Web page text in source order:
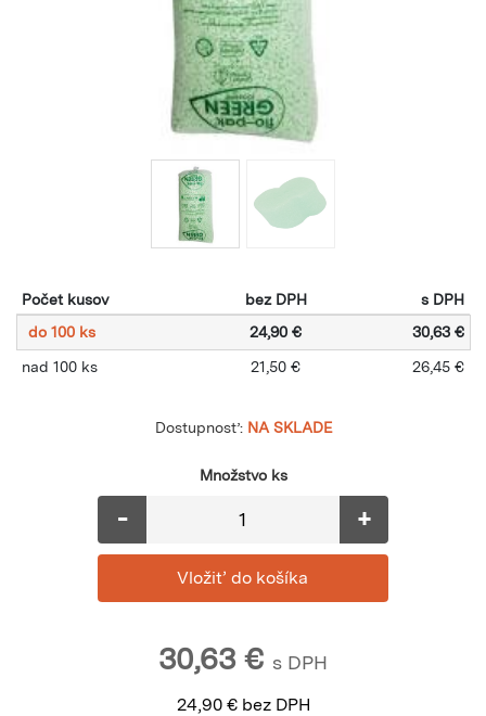
Počet kusov bez DPH
s DPH
do 100 ks
24,90 €
30,63 €
nad 100 ks
21,50 € 26,45 €
Dostupnosť: NA SKLADE
Množstvo ks
- +
30,63 € s DPH
24,90€ bez DPH